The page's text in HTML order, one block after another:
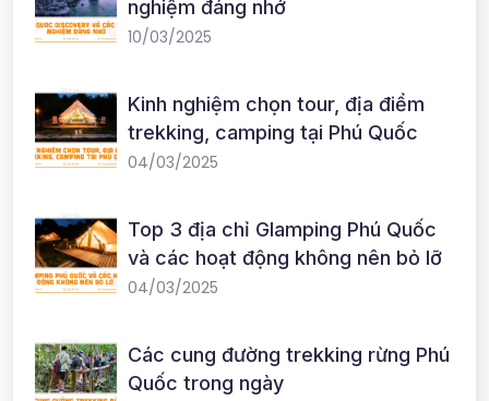
nghiệm đáng nhớ
10/03/2025
Kinh nghiệm chọn tour, địa điểm
trekking, camping tại Phú Quốc
04/03/2025
Top 3 địa chỉ Glamping Phú Quốc
và các hoạt động không nên bỏ lỡ
04/03/2025
Các cung đường trekking rừng Phú
Quốc trong ngày